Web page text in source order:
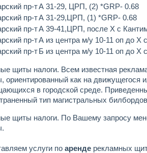
пр-тА 31-29, ЦРП, (2) *GRP- 0.68
пр-тА 31-29,ЦРП, (1) *GRP- 0.68
пр-тА 39-41,ЦРП, после Х с
пр-тА из центра м/у 10-11 оп до Х
пр-тБ из центра м/у 10-11 оп до Х
щиты налоги. Всем известная
ориентированный как на движущегося
в городской среде.
тип магистральных
щиты налоги. По Вашему запросу
услуги по аренде рекламных